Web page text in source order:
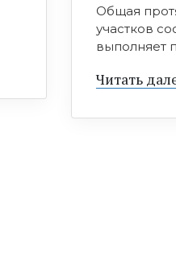
Общая
участков
выполняет
Читать